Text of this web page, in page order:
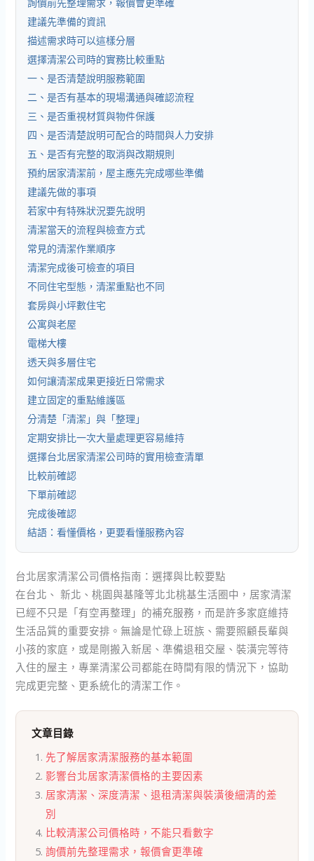
詢價前先整理需求，報價會更準確
建議先準備的資訊
描述需求時可以這樣分層
選擇清潔公司時的實務比較重點
一、是否清楚說明服務範圍
二、是否有基本的現場溝通與確認流程
三、是否重視材質與物件保護
四、是否清楚說明可配合的時間與人力安排
五、是否有完整的取消與改期規則
預約居家清潔前，屋主應先完成哪些準備
建議先做的事項
若家中有特殊狀況要先說明
清潔當天的流程與檢查方式
常見的清潔作業順序
清潔完成後可檢查的項目
不同住宅型態，清潔重點也不同
套房與小坪數住宅
公寓與老屋
電梯大樓
透天與多層住宅
如何讓清潔成果更接近日常需求
建立固定的重點維護區
分清楚「清潔」與「整理」
定期安排比一次大量處理更容易維持
選擇台北居家清潔公司時的實用檢查清單
比較前確認
下單前確認
完成後確認
結語：看懂價格，更要看懂服務內容
台北居家清潔公司價格指南：選擇與比較要點
在台北、 新北、桃園與基隆等北北桃基生活圈中，居家清潔
已經不只是「有空再整理」的補充服務，而是許多家庭維持
生活品質的重要安排。無論是忙碌上班族、需要照顧長輩與
小孩的家庭，或是剛搬入新居、準備退租交屋、裝潢完等待
入住的屋主，專業清潔公司都能在時間有限的情況下，協助
完成更完整、更系統化的清潔工作。
文章目錄
先了解居家清潔服務的基本範圍
影響台北居家清潔價格的主要因素
居家清潔、深度清潔、退租清潔與裝潢後細清的差
別
比較清潔公司價格時，不能只看數字
詢價前先整理需求，報價會更準確